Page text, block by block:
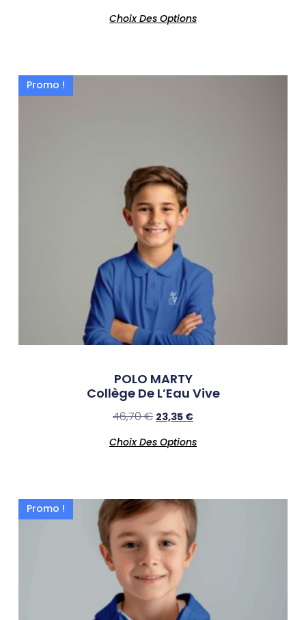
Choix Des Options
Promo !
POLO MARTY
Collège De L’Eau Vive
46,70€ 23,35 €
Choix Des Options
Promo !